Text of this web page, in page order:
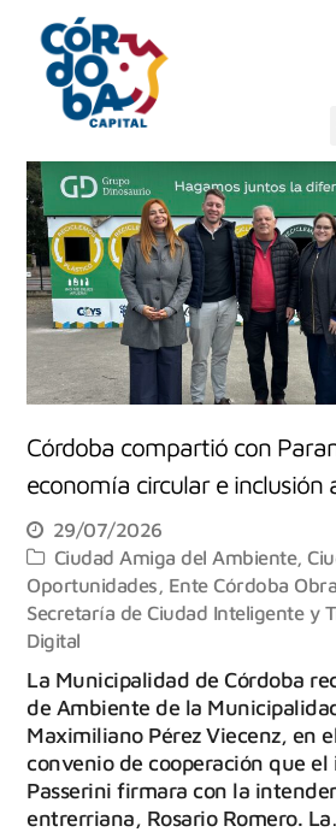
Córdoba compartió con
economía circular e inclusión
29/07/2026
Ciudad Amiga del Ambiente,
Oportunidades Ente Córdoba
Secretaría de Ciudad Inteligente y
Digital
La Municipalidad de Córdoba
de Ambiente de la
Maximiliano Pérez Viecenz, en
convenio de cooperación que
Passerini firmara con la
entrerriana, Rosario Romero.